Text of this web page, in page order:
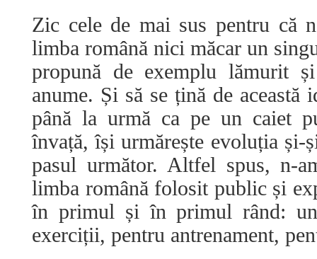
Zic cele de mai sus pentru că
limba română nici măcar un
propună de exemplu lămurit
anume. Și să se țină de această
până la urmă ca pe un caiet
învață, își urmărește evoluția și-
pasul următor. Altfel spus, n-
limba română folosit public și
în primul și în primul rând:
exerciții, pentru antrenament,